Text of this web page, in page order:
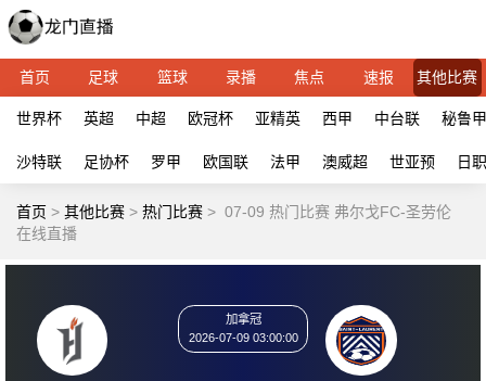
首页 足球 篮球 录播 焦点 速报 其他比赛
世界杯 英超 中超 欧冠杯 亚精英 西甲 中台联 秘鲁甲
沙特联 足协杯 罗甲 欧国联 法甲 澳威超 世亚预 日
首页 > 其他比赛 > 热门比赛 > 07-09 热门比赛 弗尔戈FC-圣劳伦
在线直播